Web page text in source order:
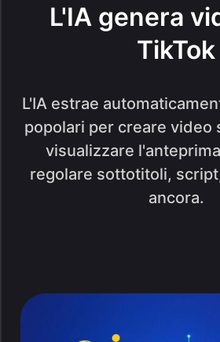
L'IA genera
TikTok
L'IA estrae
popolari per creare video
visualizzare
regolare sottotitoli,
ancora.